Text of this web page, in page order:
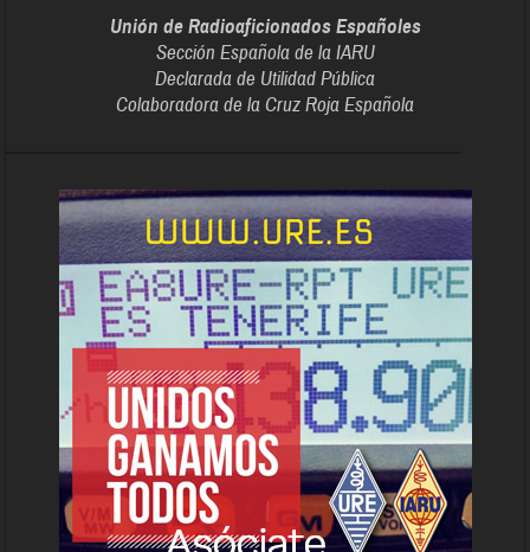
Unión de Radioaficionados Españoles
Sección Española de la IARU
Declarada de Utilidad Pública
Colaboradora de la Cruz Roja Española